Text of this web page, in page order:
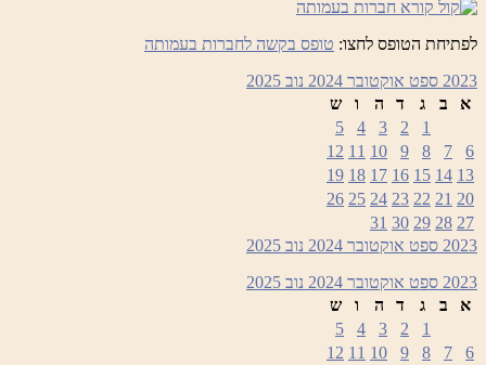
לפתיחת הטופס לחצו: טופס בקשה לחברות בעמותה
2023 ספט אוקטובר 2024 נוב 2025
א
ב ג ד ה ו
ש
1
2
3
4
5
6
7
8
9
10
11
12
13
14
15
16
17
18
19
20
21
22
23
24
25
26
27
28
29
30
31
2023 ספט אוקטובר 2024 נוב 2025
2023 ספט אוקטובר 2024 נוב 2025
א
ב ג ד ה ו
ש
1
2
3
4
5
6
7
8
9
10
11
12